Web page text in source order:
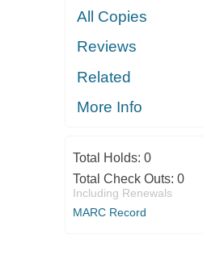
All Copies
Reviews
Related
More Info
Total Holds: 0
Total Check Outs: 0
Including Renewals
MARC Record